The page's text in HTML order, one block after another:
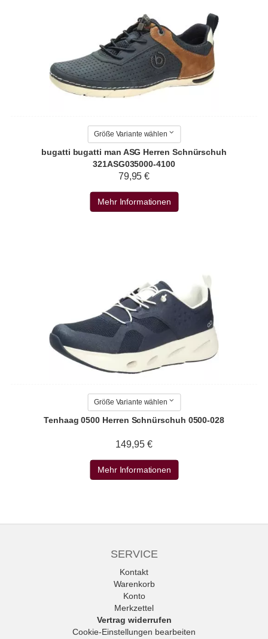
Größe Variante wählen
bugatti bugatti man ASG Herren Schnürschuh
321ASG035000-4100
79,95 €
Mehr Informationen
Größe Variante wählen
Tenhaag 0500 Herren Schnürschuh 0500-028
149,95 €
Mehr Informationen
SERVICE
Kontakt
Warenkorb
Konto
Merkzettel
Vertrag widerrufen
Cookie-Einstellungen bearbeiten